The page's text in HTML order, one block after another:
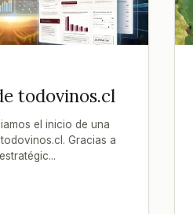
todovinos.cl
el inicio de una
Gracias a